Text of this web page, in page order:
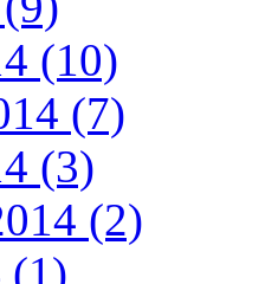
(10)
(7)
(3)
(2)
(1)